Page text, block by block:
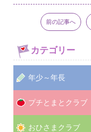
前の記事へ
カテゴリー
年少～年長
プチとまとクラブ
おひさまクラブ